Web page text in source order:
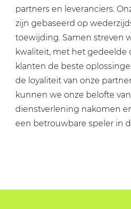
partners en leveranciers.
zijn gebaseerd op
toewijding. Samen streven
kwaliteit, met het gedeelde
klanten de beste
de loyaliteit van onze
kunnen we onze belofte
dienstverlening nakomen
een betrouwbare speler in